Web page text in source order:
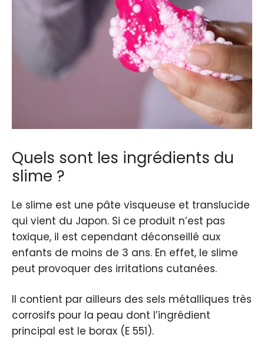
Quels sont les ingrédients du
slime ?
Le slime est une pâte visqueuse et translucide
qui vient du Japon. Si ce produit n’est pas
toxique, il est cependant déconseillé aux
enfants de moins de 3 ans. En effet, le slime
peut provoquer des irritations cutanées.
Il contient par ailleurs des sels métalliques très
corrosifs pour la peau dont l’ingrédient
principal est le borax (E 551).